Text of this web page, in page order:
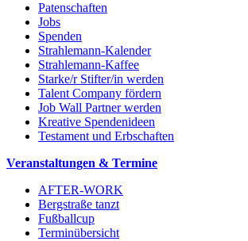
Patenschaften
Jobs
Spenden
Strahlemann-Kalender
Strahlemann-Kaffee
Starke/r Stifter/in werden
Talent Company fördern
Job Wall Partner werden
Kreative Spendenideen
Testament und Erbschaften
Veranstaltungen & Termine
AFTER-WORK
Bergstraße tanzt
Fußballcup
Terminübersicht